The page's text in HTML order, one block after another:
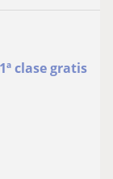
1ª clase gratis